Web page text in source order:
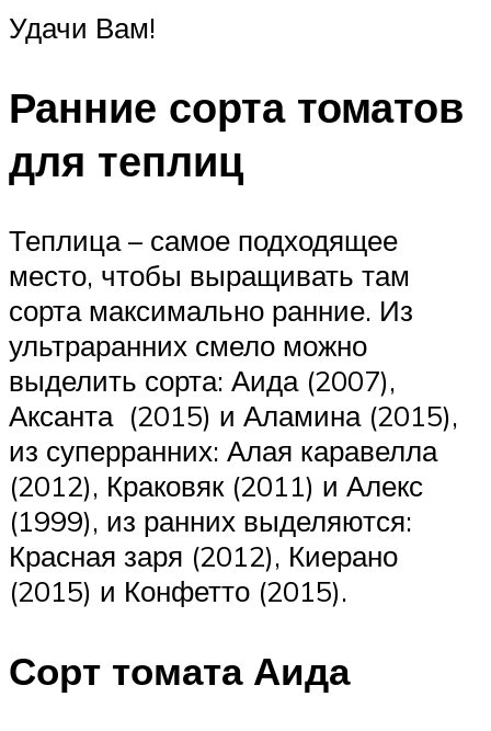
Удачи Вам!
Ранние сорта томатов
для теплиц
Теплица – самое подходящее
место, чтобы выращивать там
сорта максимально ранние. Из
ультраранних смело можно
выделить сорта: Аида (2007),
Аксанта (2015) и Аламина (2015),
из суперранних: Алая каравелла
(2012), Краковяк (2011) и Алекс
(1999), из ранних выделяются:
Красная заря (2012), Киерано
(2015) и Конфетто (2015).
Сорт томата Аида